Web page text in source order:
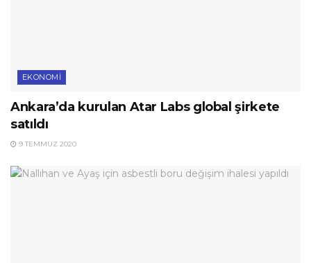
EKONOMI
Ankara’da kurulan Atar Labs global şirkete
satıldı
9 TEMMUZ 2020